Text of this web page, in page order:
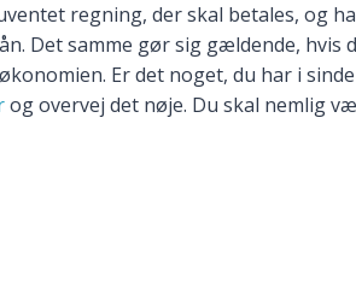
regning, der skal betales, og
Det samme gør sig gældende, hvis
Er det noget, du har i
og overvej det nøje. Du skal nemlig